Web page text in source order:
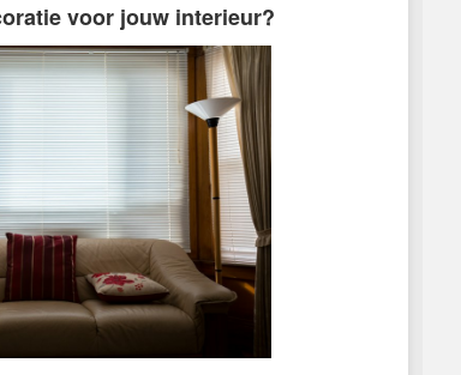
voor jouw interieur?